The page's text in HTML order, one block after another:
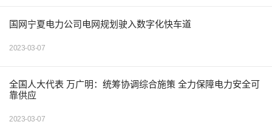
国网宁夏电力公司电网规划驶入数字化快车道
2023-03-07
全国人大代表 万广明：统筹协调综合施策 全力保障电力安全可
靠供应
2023-03-07